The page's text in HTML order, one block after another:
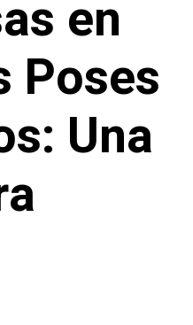
en
Poses
Una